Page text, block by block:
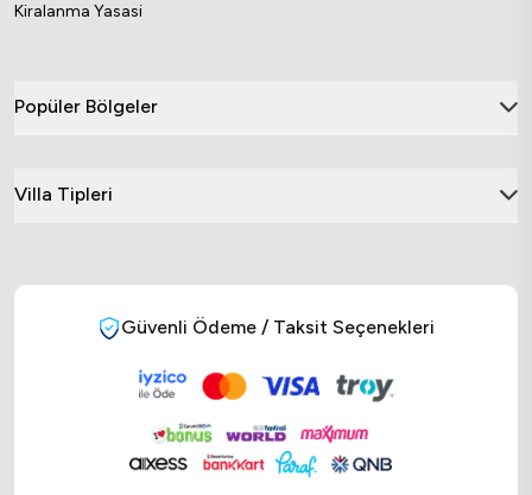
Kiralanma Yasasi
Popüler Bölgeler
Villa Tipleri
Güvenli Ödeme / Taksit Seçenekleri